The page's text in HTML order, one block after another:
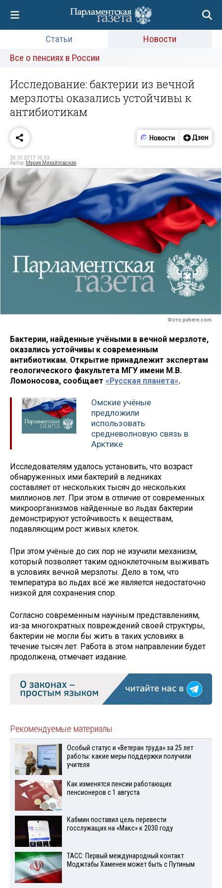
Статьи
Новости
Все о пенсиях в России
Исследование: бактерии из вечной
мерзлоты оказались устойчивы к
антибиотикам
26.10.2017 16:33
Автор: Мария Михайловская
Фото:pxhere.com
Бактерии, найденные учёными в вечной мерзлоте,
оказались устойчивы к современным
антибиотикам. Открытие принадлежит экспертам
геологического факультета МГУ имени М.В.
Ломоносова, сообщает «Русская планета».
Омские учёные
предложили
использовать
средневолновую связь в
Арктике
Исследователям удалось установить, что возраст
обнаруженных ими бактерий в ледниках
составляет от нескольких тысяч до нескольких
миллионов лет. При этом в отличие от современных
микроорганизмов найденные во льдах бактерии
демонстрируют устойчивость к веществам,
подавляющим рост живых клеток.
При этом учёные до сих пор не изучили механизм,
который позволяет таким одноклеточным выживать
в условиях вечной мерзлоты. Дело в том, что
температура во льдах всё же является недостаточно
низкой для сохранения спор.
Согласно современным научным представлениям,
из-за многократных повреждений своей структуры,
бактерии не могли бы жить в таких условиях в
течение тысяч лет. Работа в этом направлении будет
продолжена, отмечает издание.
Рекомендуемые материалы
Особый статус и «Ветеран труда» за 25 лет
работы: какие меры поддержки получили
учителя
Как изменятся пенсии работающих
пенсионеров с 1 августа
Кабмин поставил цель перевести
госслужащих на «Макс» к 2030 году
ТАСС: Первый международный контакт
Моджтабы Хаменеи может быть с Путиным